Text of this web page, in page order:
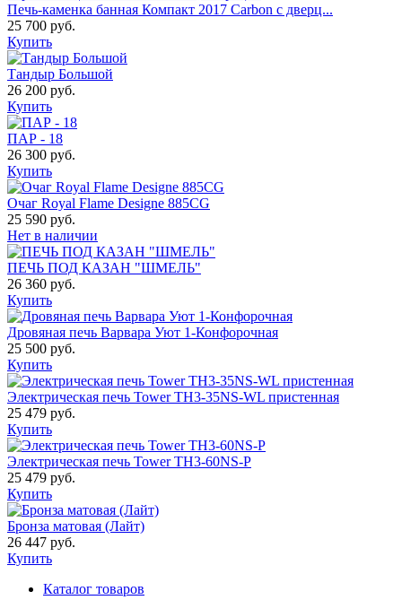
Печь-каменка банная Компакт 2017 Carbon с дверц...
25 700 руб.
Купить
Тандыр Большой
26 200 руб.
Купить
ПАР - 18
26 300 руб.
Купить
Очаг Royal Flame Designe 885CG
25 590 руб.
Нет в наличии
ПЕЧЬ ПОД КАЗАН "ШМЕЛЬ"
26 360 руб.
Купить
Дровяная печь Варвара Уют 1-Конфорочная
25 500 руб.
Купить
Электрическая печь Tower TH3-35NS-WL пристенная
25 479 руб.
Купить
Электрическая печь Tower TH3-60NS-P
25 479 руб.
Купить
Бронза матовая (Лайт)
26 447 руб.
Купить
Каталог товаров